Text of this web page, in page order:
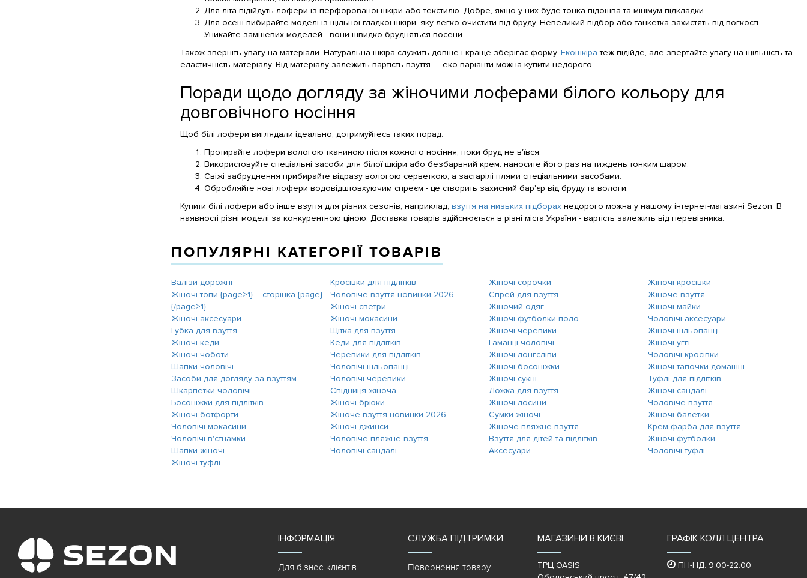
Для літа підійдуть лофери із перфорованої шкіри або текстилю. Добре, якщо у них буде тонка підошва та мінімум підкладки.
Для осені вибирайте моделі із щільної гладкої шкіри, яку легко очистити від бруду. Невеликий підбор або танкетка захистять від вогкості.
Уникайте замшевих моделей - вони швидко брудняться восени.
Також зверніть увагу на матеріали. Натуральна шкіра служить довше і краще зберігає форму. Екошкіра теж підійде, але звертайте увагу на щільність та
еластичність матеріалу. Від матеріалу залежить вартість взуття — еко-варіанти можна купити недорого.
Поради щодо догляду за жіночими лоферами білого кольору для
довговічного носіння
Щоб білі лофери виглядали ідеально, дотримуйтесь таких порад:
Протирайте лофери вологою тканиною після кожного носіння, поки бруд не в'ївся.
Використовуйте спеціальні засоби для білої шкіри або безбарвний крем: наносите його раз на тиждень тонким шаром.
Свіжі забруднення прибирайте відразу вологою серветкою, а застарілі плями спеціальними засобами.
Обробляйте нові лофери водовідштовхуючим спреєм - це створить захисний бар'єр від бруду та вологи.
Купити білі лофери або інше взуття для різних сезонів, наприклад, взуття на низьких підборахнедорого можна у нашому інтернет-магазині Sezon. В
наявності різні моделі за конкурентною ціною. Доставка товарів здійснюється в різні міста України - вартість залежить від перевізника.
ПОПУЛЯРНІ КАТЕГОРІЇ ТОВАРІВ
Валізи дорожні
Жіночі топи {page>1} ― сторінка {page}
{/page>1}
Жіночі аксесуари
Губка для взуття
Жіночі кеди
Жіночі чоботи
Шапки чоловічі
Засоби для догляду за взуттям
Шкарпетки чоловічі
Босоніжки для підлітків
Жіночі ботфорти
Чоловічі мокасини
Чоловічі в'єтнамки
Шапки жіночі
Жіночі туфлі
Кросівки для підлітків
Чоловіче взуття новинки 2026
Жіночі светри
Жіночі мокасини
Щітка для взуття
Кеди для підлітків
Черевики для підлітків
Чоловічі шльопанці
Чоловічі черевики
Спідниця жіноча
Жіночі брюки
Жіноче взуття новинки 2026
Жіночі джинси
Чоловіче пляжне взуття
Чоловічі сандалі
Жіночі сорочки
Спрей для взуття
Жіночий одяг
Жіночі футболки поло
Жіночі черевики
Гаманці чоловічі
Жіночі лонгсліви
Жіночі босоніжки
Жіночі сукні
Ложка для взуття
Жіночі лосини
Сумки жіночі
Жіноче пляжне взуття
Взуття для дітей та підлітків
Аксесуари
Жіночі кросівки
Жіноче взуття
Жіночі майки
Чоловічі аксесуари
Жіночі шльопанці
Жіночі уггі
Чоловічі кросівки
Жіночі тапочки домашні
Туфлі для підлітків
Жіночі сандалі
Чоловіче взуття
Жіночі балетки
Крем-фарба для взуття
Жіночі футболки
Чоловічі туфлі
ІНФОРМАЦІЯ
Для бізнес-клієнтів
СЛУЖБА ПІДТРИМКИ
Повернення товару
МАГАЗИНИ В КИЄВІ
ТРЦ OASIS
ГРАФІК КОЛЛ ЦЕНТРА
ПН-НД: 9:00-22:00